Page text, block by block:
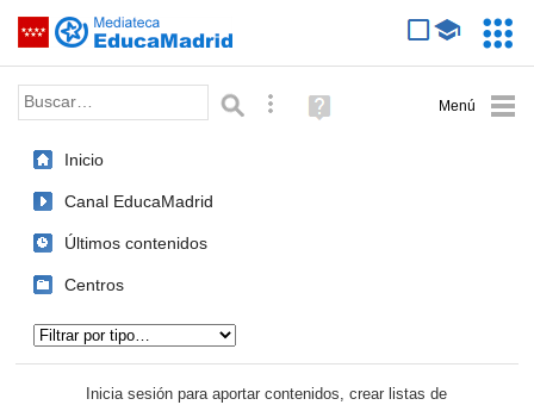
Saltar navegación
Palabra o frase: Búsqueda avanzada
Ayuda
(en
Inicio
Canal EducaMadrid
Últimos contenidos
Centros
Inicia sesión para aportar contenidos, crear listas de